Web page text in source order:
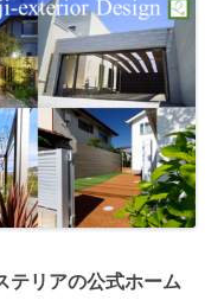
テリアの公式ホーム